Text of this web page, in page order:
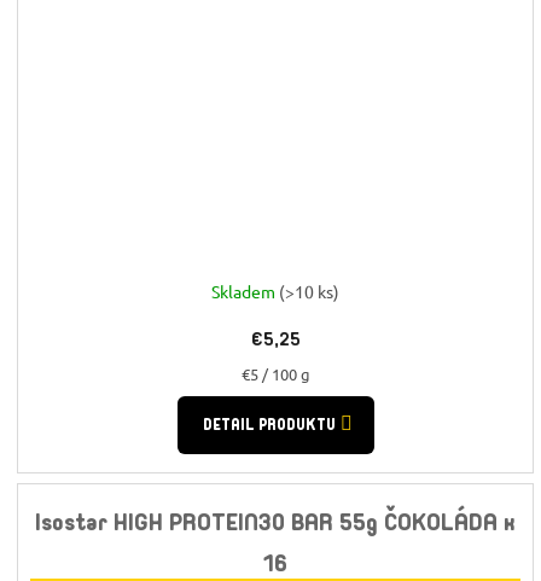
Skladem (>10 ks)
€5,25
Jednotková
cena:
€5 / 100 g
DETAIL PRODUKTU
Isostar HIGH PROTEIN30 BAR 55g ČOKOLÁDA x
16